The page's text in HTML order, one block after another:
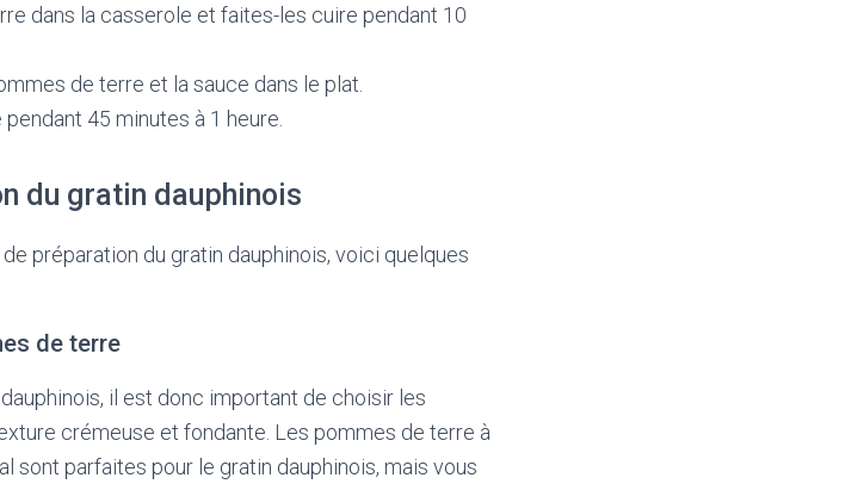
dans la casserole et faites-les cuire pendant 10
de terre et la sauce dans le plat.
45 minutes à 1 heure.
du gratin dauphinois
préparation du gratin dauphinois, voici quelques
de terre
il est donc important de choisir les
crémeuse et fondante. Les pommes de terre à
sont parfaites pour le gratin dauphinois, mais vous